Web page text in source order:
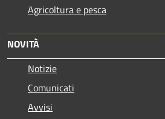
Agricoltura e pesca
NOVITÀ
Notizie
Comunicati
Avvisi